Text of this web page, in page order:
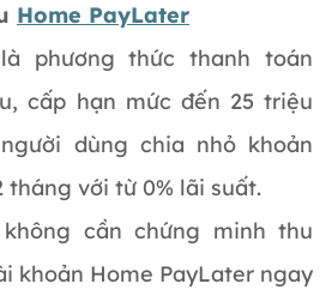
Home PayLater
phương thức thanh toán
cấp hạn mức đến 25 triệu
dùng chia nhỏ khoản
tháng với từ 0% lãi suất.
cần chứng minh thu
khoản Home PayLater ngay